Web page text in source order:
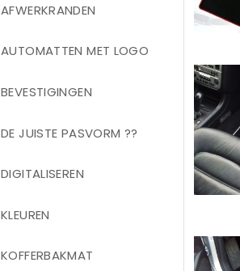
AFWERKRANDEN
AUTOMATTEN MET LOGO
BEVESTIGINGEN
DE JUISTE PASVORM ??
DIGITALISEREN
KLEUREN
KOFFERBAKMAT